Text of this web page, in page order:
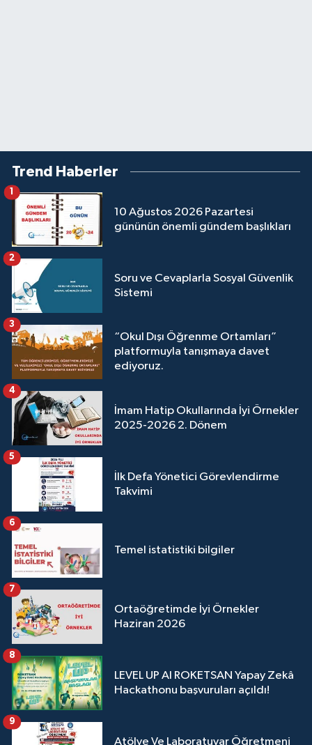
Trend Haberler
10 Ağustos 2026 Pazartesi
gününün önemli gündem başlıkları
1
Soru ve Cevaplarla Sosyal Güvenlik
Sistemi
2
“Okul Dışı Öğrenme Ortamları”
platformuyla tanışmaya davet
ediyoruz.
3
İmam Hatip Okullarında İyi Örnekler
2025-2026 2. Dönem
4
İlk Defa Yönetici Görevlendirme
Takvimi
5
Temel istatistiki bilgiler
6
Ortaöğretimde İyi Örnekler
Haziran 2026
7
LEVEL UP AI ROKETSAN Yapay Zekâ
Hackathonu başvuruları açıldı!
8
Atölye Ve Laboratuvar Öğretmeni
9